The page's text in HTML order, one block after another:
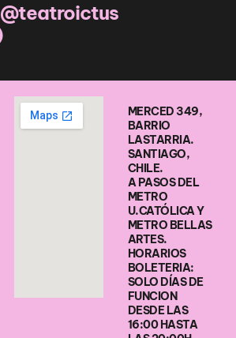
@teatroictus
MERCED 349,
BARRIO
LASTARRIA.
SANTIAGO,
CHILE.
A PASOS DEL
METRO
U.CATÓLICA Y
METRO BELLAS
ARTES.
HORARIOS
BOLETERIA:
SOLO DÍAS DE
FUNCION
DESDE LAS
16:00 HASTA